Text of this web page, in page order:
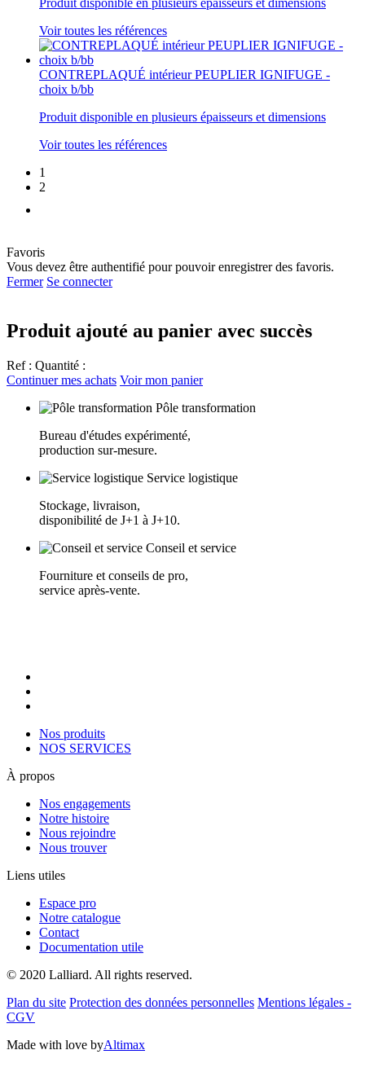
Voir toutes les références
CONTREPLAQUÉ intérieur PEUPLIER IGNIFUGE -
choix b/bb
Produit disponible en plusieurs épaisseurs et dimensions
Voir toutes les références
1
2
Favoris
Vous devez être authentifié pour pouvoir enregistrer des favoris.
Fermer Se connecter
Produit ajouté au panier avec succès
Ref : Quantité :
Continuer mes achats Voir mon panier
Pôle transformation
Bureau d'études expérimenté,
production sur-mesure.
Service logistique
Stockage, livraison,
disponibilité de J+1 à J+10.
Conseil et service
Fourniture et conseils de pro,
service après-vente.
Nos produits
NOS SERVICES
À propos
Nos engagements
Notre histoire
Nous rejoindre
Nous trouver
Liens utiles
Espace pro
Notre catalogue
Contact
Documentation utile
© 2020 Lalliard. All rights reserved.
Plan du site Protection des données personnelles Mentions légales -
CGV
Made with love byAltimax